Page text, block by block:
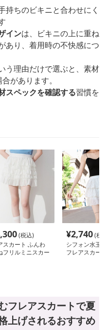
持ちのビキニと合わせにく
インは、ビキニの上に重ね
あり、着用時の不快感につ
う理由だけで選ぶと、素材
があります。
スペックを確認する習慣を
(税込)
スカート ふんわ
フリルミニスカー
¥2,740(税
シフォン水玉
フレアスカート
フレアスカートで夏
上げされるおすすめ